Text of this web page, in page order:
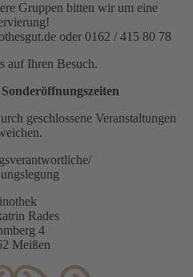
Gruppen bitten wir um eine
oder 0162 / 415 80 78
auf Ihren Besuch.
geschlossene Veranstaltungen
Rades
4
Meißen